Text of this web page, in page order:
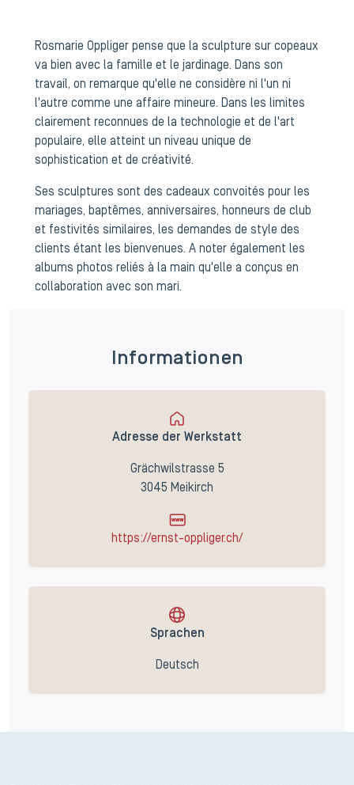
Rosmarie Oppliger pense que la sculpture sur copeaux
va bien avec la famille et le jardinage. Dans son
travail, on remarque qu'elle ne considère ni l'un ni
l'autre comme une affaire mineure. Dans les limites
clairement reconnues de la technologie et de l'art
populaire, elle atteint un niveau unique de
sophistication et de créativité.
Ses sculptures sont des cadeaux convoités pour les
mariages, baptêmes, anniversaires, honneurs de club
et festivités similaires, les demandes de style des
clients étant les bienvenues. A noter également les
albums photos reliés à la main qu'elle a conçus en
collaboration avec son mari.
Informationen
Adresse der Werkstatt
Grächwilstrasse 5
3045 Meikirch
https://ernst-oppliger.ch/
Sprachen
Deutsch